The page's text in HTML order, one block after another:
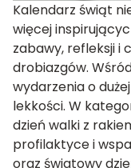
Kalendarz świąt
więcej
zabawy, refleksji i
drobiazgów.
wydarzenia o
lekkości. W
dzień walki z
profilaktyce i
oraz światowy